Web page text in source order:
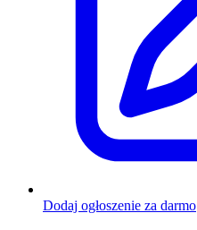
Dodaj ogłoszenie za darmo